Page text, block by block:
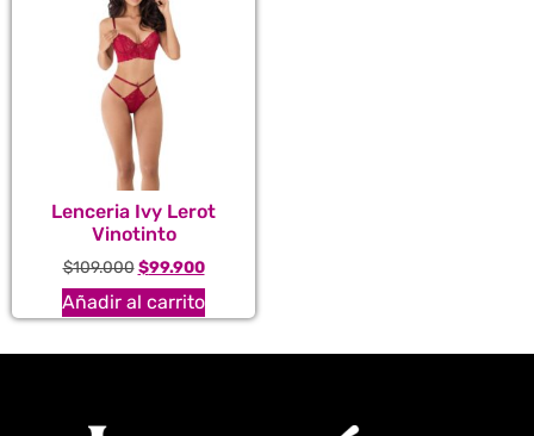
Lenceria Ivy Lerot
Vinotinto
$109.000 $99.900
Añadir al carrito